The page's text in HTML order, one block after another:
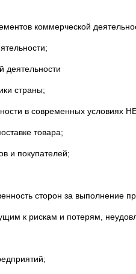
коммерческой
страны;
в современных условиях
товара;
и покупателей;
сторон за выполнение
к рискам и потерям,